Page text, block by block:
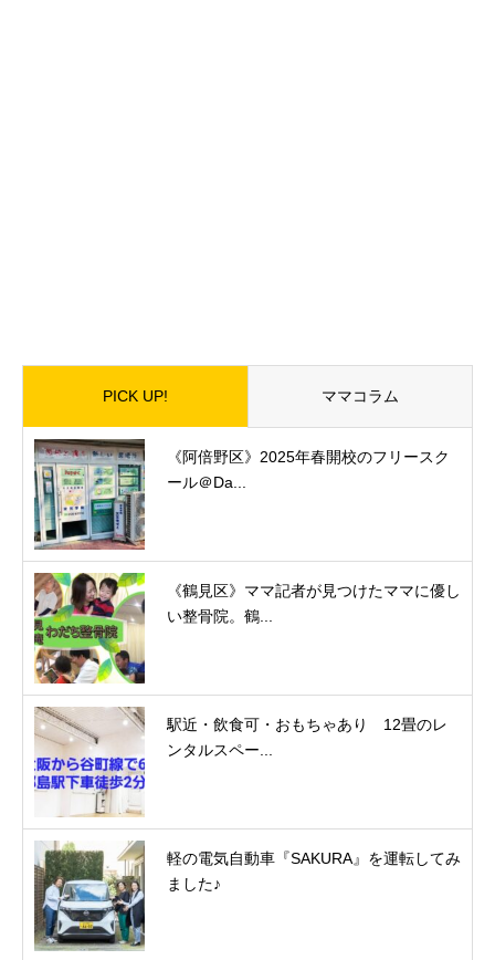
PICK UP! ママコラム
《阿倍野区》2025年春開校のフリースク
ール＠Da...
《鶴見区》ママ記者が見つけたママに優し
い整骨院。鶴...
駅近・飲食可・おもちゃあり 12畳のレ
ンタルスペー...
軽の電気自動車『SAKURA』を運転してみ
ました♪